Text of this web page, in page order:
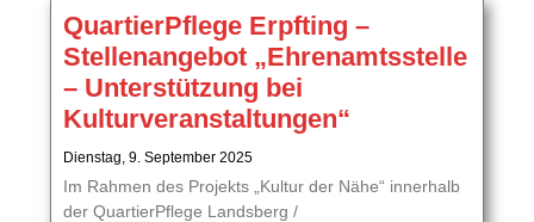
QuartierPflege Erpfting –
Stellenangebot „Ehrenamtsstelle
– Unterstützung bei
Kulturveranstaltungen“
Dienstag, 9. September 2025
Im Rahmen des Projekts „Kultur der Nähe“ innerhalb
der QuartierPflege Landsberg /